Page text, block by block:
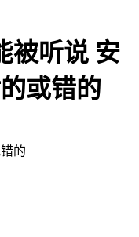
被听说 安
或错的
的